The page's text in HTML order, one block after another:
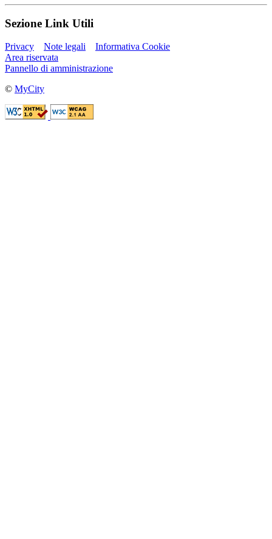
Sezione Link Utili
Privacy Note legali
Informativa Cookie
Area riservata
Pannello di amministrazione
© MyCity